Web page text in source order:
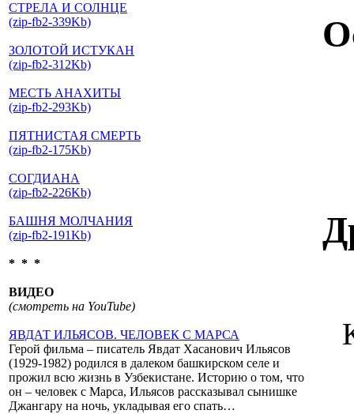
СТРЕЛА И СОЛНЦЕ
(zip-fb2-339Kb)
ЗОЛОТОЙ ИСТУКАН
(zip-fb2-312Kb)
МЕСТЬ АНАХИТЫ
(zip-fb2-293Kb)
ПЯТНИСТАЯ СМЕРТЬ
(zip-fb2-175Kb)
СОГДИАНА
(zip-fb2-226Kb)
БАШНЯ МОЛЧАНИЯ
(zip-fb2-191Kb)
* * *
ВИДЕО
(смотреть на YouTube)
ЯВДАТ ИЛЬЯСОВ. ЧЕЛОВЕК С МАРСА
Герой фильма – писатель Явдат Хасанович Ильясов
(1929-1982) родился в далеком башкирском селе и
прожил всю жизнь в Узбекистане. Историю о том, что
он – человек с Марса, Ильясов рассказывал сынишке
Джангару на ночь, укладывая его спать…